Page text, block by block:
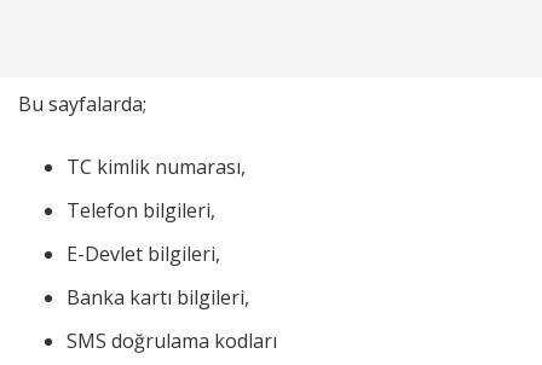
Bu sayfalarda;
TC kimlik numarası,
Telefon bilgileri,
E-Devlet bilgileri,
Banka kartı bilgileri,
SMS doğrulama kodları